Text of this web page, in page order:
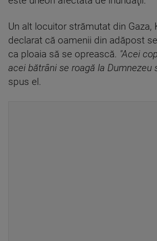
Un alt locuitor strămutat din Gaza,
declarat că oamenii din adăpost
ca ploaia să se oprească. "Acei
acei bătrâni se roagă la Dumnezeu
spus el.